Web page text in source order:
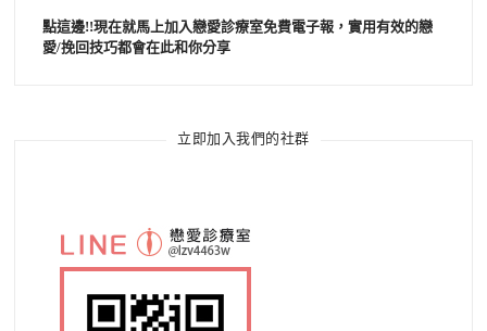
點這邊!!現在就馬上加入戀愛診療室免費電子報，實用有效的戀
愛/挽回技巧都會在此和你分享
立即加入我們的社群